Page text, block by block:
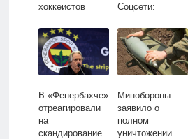
хоккеистов
Хоккей: Спорт:
Lenta.ru
Coцсети:
СМИ: Lenta.ru
В «Фенербахче»
отреагировали
на
скандирование
Минобороны
заявило о
полном
уничтожении